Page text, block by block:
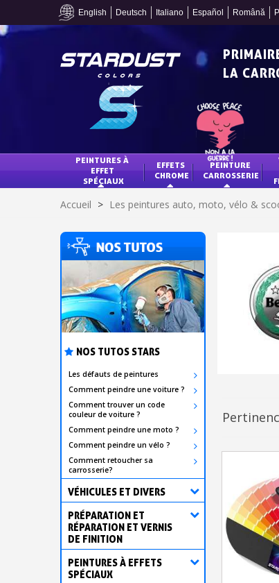
English Deutsch Italiano Español Română
LA
PEINTURES À
EFFET
SPÉCIAUX
EFFETS
CHROME
PEINTURE
CARROSSERIE
Accueil > Les peintures auto, moto, vélo &
NOS TUTOS STARS
Les défauts de peintures
Comment peindre une voiture ?
Comment trouver un code
couleur de voiture ?
Comment peindre une moto ?
Comment peindre un vélo ?
Comment retoucher sa
carrosserie?
VÉHICULES ET DIVERS
PRÉPARATION ET
RÉPARATION ET VERNIS
DE FINITION
PEINTURES À EFFETS
SPÉCIAUX